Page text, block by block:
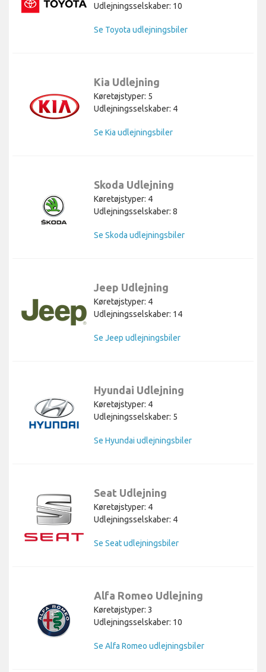
Udlejningsselskaber: 10
Se Toyota udlejningsbiler
Kia Udlejning
Køretøjstyper: 5
Udlejningsselskaber: 4
Se Kia udlejningsbiler
Skoda Udlejning
Køretøjstyper: 4
Udlejningsselskaber: 8
Se Skoda udlejningsbiler
Jeep Udlejning
Køretøjstyper: 4
Udlejningsselskaber: 14
Se Jeep udlejningsbiler
Hyundai Udlejning
Køretøjstyper: 4
Udlejningsselskaber: 5
Se Hyundai udlejningsbiler
Seat Udlejning
Køretøjstyper: 4
Udlejningsselskaber: 4
Se Seat udlejningsbiler
Alfa Romeo Udlejning
Køretøjstyper: 3
Udlejningsselskaber: 10
Se Alfa Romeo udlejningsbiler